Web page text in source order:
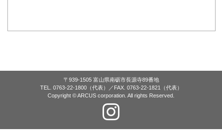
〒939-1505 富山県南砺市長源寺89番地
TEL. 0763-22-1800（代表）／FAX. 0763-22-1821（代表）
Copyright © ARCUS corporation. All rights Reserved.